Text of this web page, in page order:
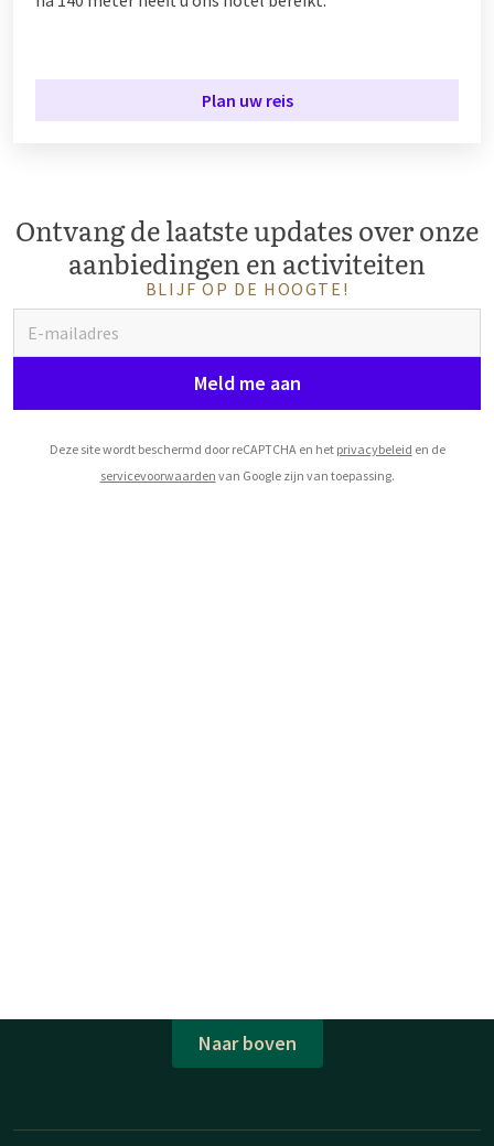
Plan uw reis
Ontvang de laatste updates over onze
aanbiedingen en activiteiten
BLIJF OP DE HOOGTE!
Meld me aan
Deze site wordt beschermd door reCAPTCHA en het privacybeleid en de
servicevoorwaarden van Google zijn van toepassing.
Naar boven